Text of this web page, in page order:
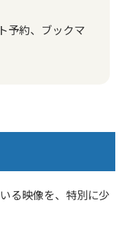
予約、ブックマ
る映像を、特別に少